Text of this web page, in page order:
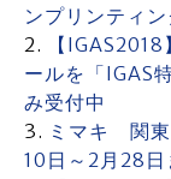
ンプリンティ
【
ールを「IGAS
み受付中
ミマキ 関
10日～2月28日